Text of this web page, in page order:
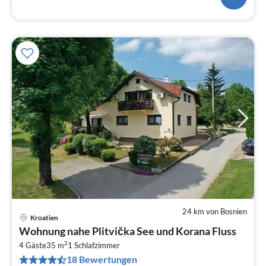
24 km von Bosnien
Kroatien
Wohnung nahe Plitvička See und Korana Fluss
4 Gäste35 m21 Schlafzimmer
18 Bewertungen